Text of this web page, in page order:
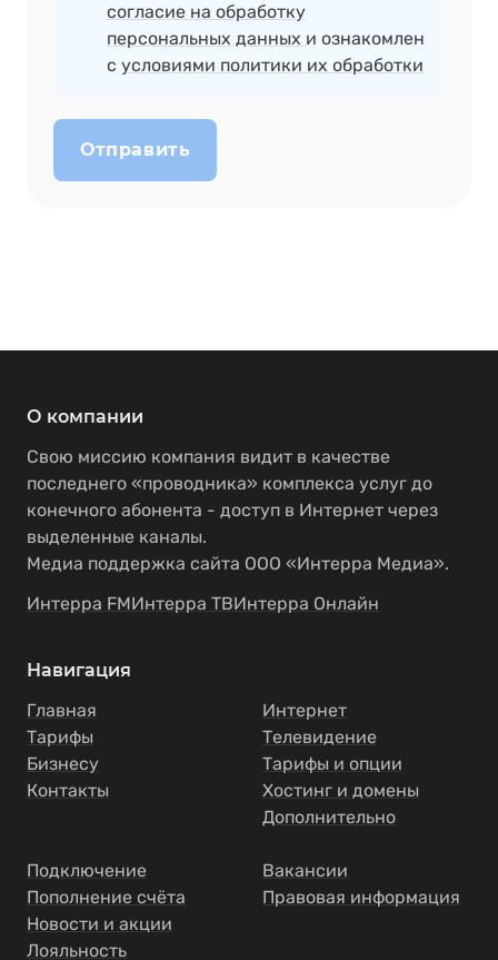
согласие на обработку
персональных данных и ознакомлен
с условиями политики их обработки
Отправить
О компании
Свою миссию компания видит в качестве
последнего «проводника» комплекса услуг до
конечного абонента - доступ в Интернет через
выделенные каналы.
Медиа поддержка сайта ООО «Интерра Медиа».
Интерра FMИнтерра ТВИнтерра Онлайн
Навигация
Главная
Тарифы
Бизнесу
Контакты
Интернет
Телевидение
Тарифы и опции
Хостинг и домены
Дополнительно
Подключение
Пополнение счёта
Новости и акции
Лояльность
Вакансии
Правовая информация